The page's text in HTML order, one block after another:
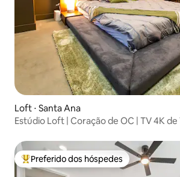
Loft ⋅ Santa Ana
Estúdio Loft | Coração de OC | TV 4K
Entre os melhores preferidos dos
Preferido dos hóspedes